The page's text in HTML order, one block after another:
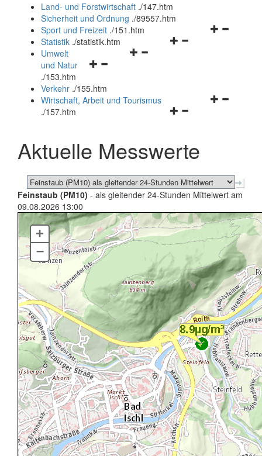
und
schließen
Land- und Forstwirtschaft ./147.htm
Sicherheit und Ordnung ./89557.htm
Navigationsmenü
Sport und Freizeit ./151.htm
Navigationsmenü
Statistik ./statistik.htm
Navigationsmenü
und
schließen
Umwelt
und Natur
./153.htm
Verkehr ./155.htm
Navigationsmenü
schließen
Wirtschaft, Arbeit und Tourismus
./157.htm
Aktuelle Messwerte
Feinstaub (PM10) - als gleitender 24-Stunden Mittelwert am
09.08.2026 13:00
+
–